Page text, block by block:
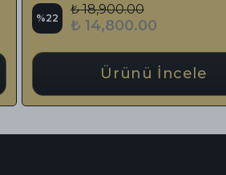
37
₺ 26,000.00
₺ 16,500.00
Ürünü İncele